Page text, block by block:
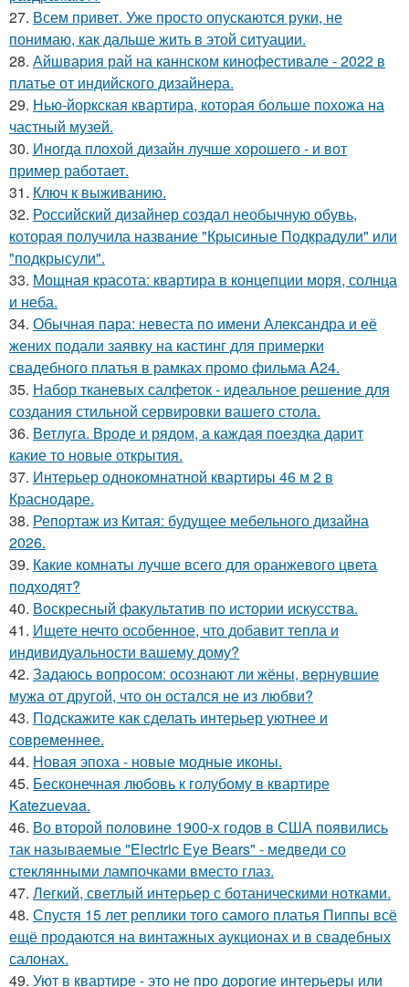
27. Всем привет. Уже просто опускаются руки, не
понимаю, как дальше жить в этой ситуации.
28. Айшвария рай на каннском кинофестивале - 2022 в
платье от индийского дизайнера.
29. Нью-йоркская квартира, которая больше похожа на
частный музей.
30. Иногда плохой дизайн лучше хорошего - и вот
пример работает.
31. Ключ к выживанию.
32. Российский дизайнер создал необычную обувь,
которая получила название "Крысиные Подкрадули" или
"подкрысули".
33. Мощная красота: квартира в концепции моря, солнца
и неба.
34. Обычная пара: невеста по имени Александра и её
жених подали заявку на кастинг для примерки
свадебного платья в рамках промо фильма A24.
35. Набор тканевых салфеток - идеальное решение для
создания стильной сервировки вашего стола.
36. Ветлуга. Вроде и рядом, а каждая поездка дарит
какие то новые открытия.
37. Интерьер однокомнатной квартиры 46 м 2 в
Краснодаре.
38. Репортаж из Китая: будущее мебельного дизайна
2026.
39. Какие комнаты лучше всего для оранжевого цвета
подходят?
40. Воскресный факультатив по истории искусства.
41. Ищете нечто особенное, что добавит тепла и
индивидуальности вашему дому?
42. Задаюсь вопросом: осознают ли жёны, вернувшие
мужа от другой, что он остался не из любви?
43. Подскажите как сделать интерьер уютнее и
современнее.
44. Новая эпоха - новые модные иконы.
45. Бесконечная любовь к голубому в квартире
Katezuevaa.
46. Во второй половине 1900-х годов в США появились
так называемые "Electric Eye Bears" - медведи со
стеклянными лампочками вместо глаз.
47. Легкий, светлый интерьер с ботаническими нотками.
48. Спустя 15 лет реплики того самого платья Пиппы всё
ещё продаются на винтажных аукционах и в свадебных
салонах.
49. Уют в квартире - это не про дорогие интерьеры или